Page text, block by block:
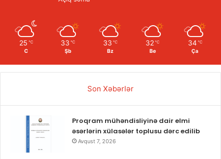
25 ℃
C
33 ℃
Şb
33 ℃
Bz
32 ℃
Be
34 ℃
Ça
Son Xəbərlər
Proqram mühəndisliyinə dair elmi
əsərlərin xülasələr toplusu dərc edilib
Avqust 7, 2026